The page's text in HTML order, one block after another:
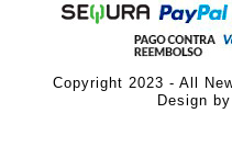
Copyright 2023 - All
Design